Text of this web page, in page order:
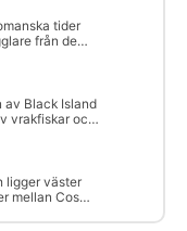
ligger på 20
tider
från de
långt och
med en
av Black Island
vrakfiskar och
så att du
att se många
ligger väster
mellan Cos
till